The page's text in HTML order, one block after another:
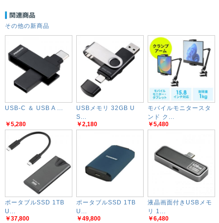
その他の新商品
USB-C ＆ USB A ...
￥5,280
USBメモリ 32GB U
S...
￥2,180
モバイルモニタースタ
ンド ク...
￥5,480
ポータブルSSD 1TB
U...
￥37,800
ポータブルSSD 1TB
U...
￥49,800
液晶画面付きUSBメモ
リ 1...
￥6,480